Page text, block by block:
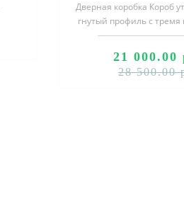
Дверная коробка Короб
гнутый профиль с тремя
уплотнения ,толщина
21 000.00
28 500.00